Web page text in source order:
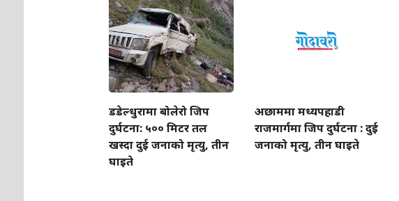
डडेल्धुरामा बोलेरो जिप
दुर्घटना: ५०० मिटर तल
खस्दा दुई जनाको मृत्यु, तीन
घाइते
अछाममा मध्यपहाडी
राजमार्गमा जिप दुर्घटना : दुई
जनाको मृत्यु, तीन घाइते